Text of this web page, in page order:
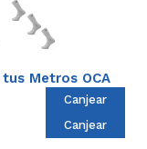
Metros OCA
Canjear
Canjear